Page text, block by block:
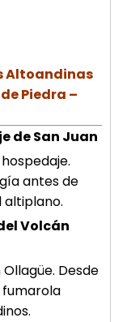
Altoandinas
Piedra –
de San Juan
antes de
altiplano.
Volcán
Desde
fumarola